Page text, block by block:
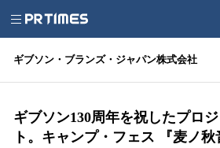
ギブソン・ブランズ・ジャパン株式会社
ギブソン130周年を祝したプロ
ト。キャンプ・フェス 『麦ノ秋